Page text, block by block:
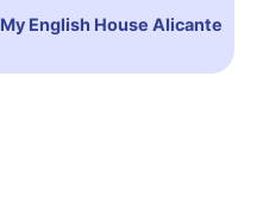
My English House Alicante